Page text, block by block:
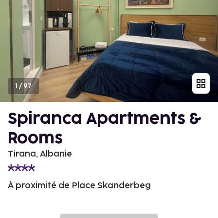
1 /97
Spiranca Apartments &
Rooms
Tirana, Albanie
À proximité de Place Skanderbeg